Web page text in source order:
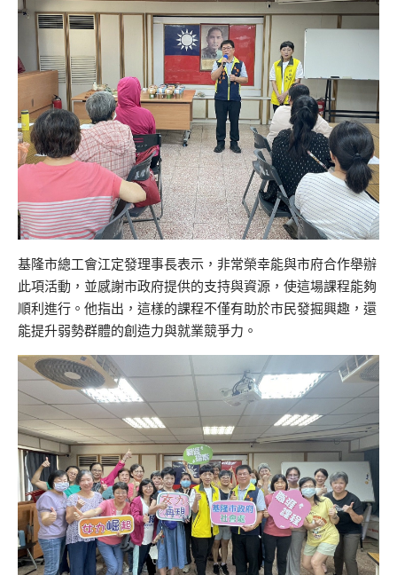
基隆市總工會江定發理事長表示，非常榮幸能與市府合作舉辦
此項活動，並感謝市政府提供的支持與資源，使這場課程能夠
順利進行。他指出，這樣的課程不僅有助於市民發掘興趣，還
能提升弱勢群體的創造力與就業競爭力。